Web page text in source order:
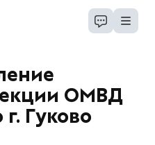
ОМВД
Гуково